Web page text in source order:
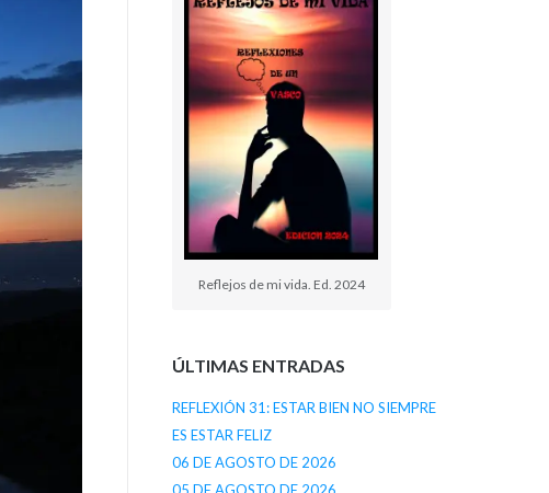
Reflejos de mi vida. Ed. 2024
ÚLTIMAS ENTRADAS
REFLEXIÓN 31: ESTAR BIEN NO SIEMPRE
ES ESTAR FELIZ
06 DE AGOSTO DE 2026